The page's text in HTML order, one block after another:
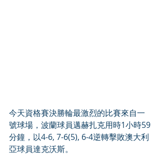
今天資格賽決勝輪最激烈的比賽來自一
號球場，波蘭球員邁赫扎克用時1小時59
分鐘，以4-6, 7-6(5), 6-4逆轉擊敗澳大利
亞球員達克沃斯。